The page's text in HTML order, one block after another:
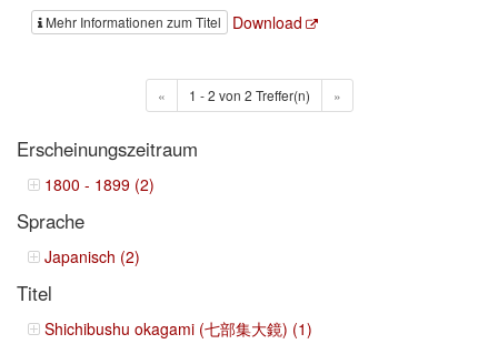
Mehr Informationen zum Titel Download
« 1 - 2 von 2 Treffer(n) »
Erscheinungszeitraum
1800 - 1899 (2)
Sprache
Japanisch (2)
Titel
Shichibushu okagami (七部集大鏡) (1)